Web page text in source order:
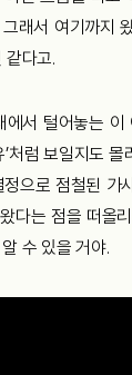
래서 여기까지
같다고.
서 털어놓는 이
처럼 보일지도
으로 점철된 가
다는 점을 떠올
수 있을 거야.